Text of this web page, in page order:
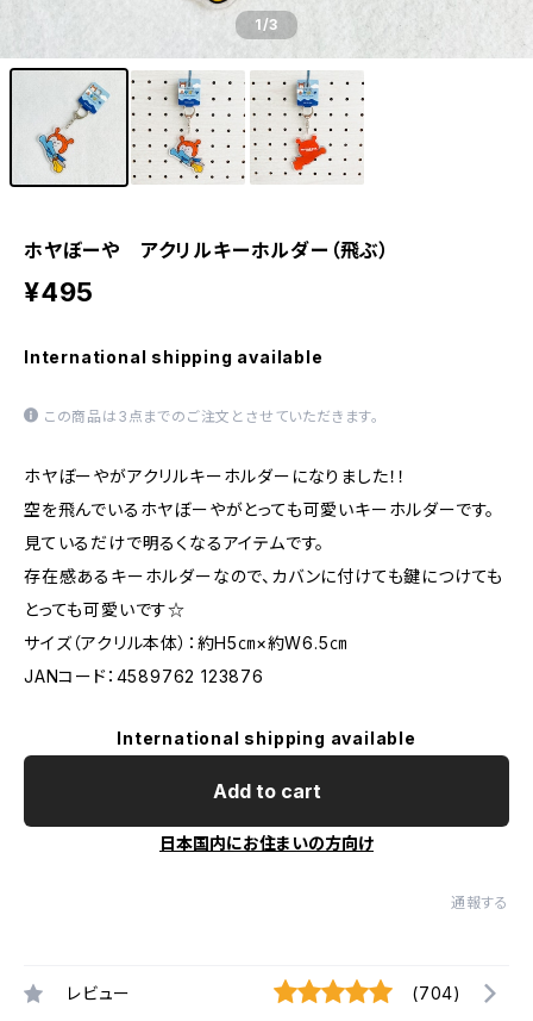
1/3
ホヤぼーや アクリルキーホルダー（飛ぶ）
¥495
International shipping available
この商品は3点までのご注文とさせていただきます。
ホヤぼーやがアクリルキーホルダーになりました！！
空を飛んでいるホヤぼーやがとっても可愛いキーホルダーです。
見ているだけで明るくなるアイテムです。
存在感あるキーホルダーなので、カバンに付けても鍵につけても
とっても可愛いです☆
サイズ（アクリル本体）：約H5㎝×約W6.5㎝
JANコード：4589762 123876
International shipping available
Add to cart
日本国内にお住まいの方向け
通報する
レビュー (704)